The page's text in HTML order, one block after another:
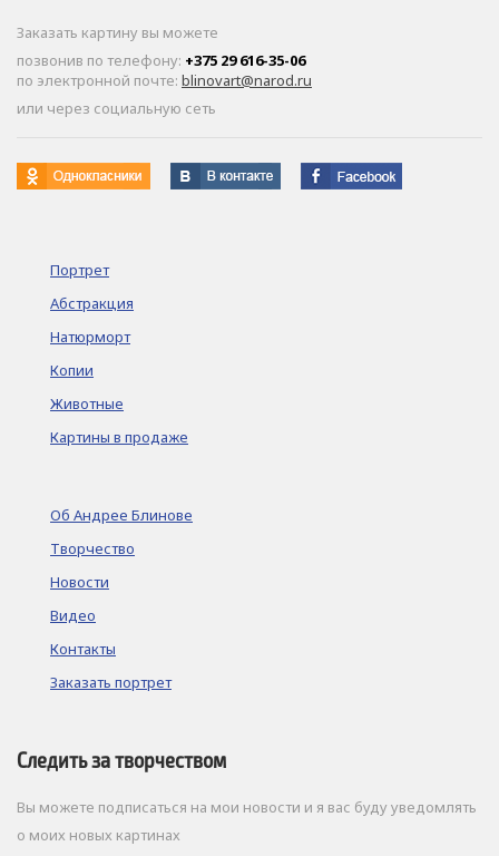
Заказать картину вы можете
позвонив по телефону: +375 29 616-35-06
по электронной почте: blinovart@narod.ru
или через социальную сеть
Портрет
Абстракция
Натюрморт
Копии
Животные
Картины в продаже
Об Андрее Блинове
Творчество
Новости
Видео
Контакты
Заказать портрет
Следить за творчеством
Вы можете подписаться на мои новости и я вас буду уведомлять
о моих новых картинах